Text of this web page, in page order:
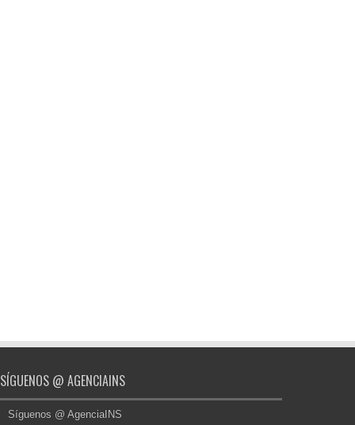
SÍGUENOS @ AGENCIAINS
Síguenos @ AgenciaINS